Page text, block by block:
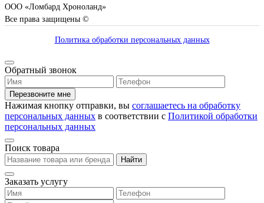
ООО «Ломбард Хроноланд»
Все права защищены ©
Политика обработки персональных данных
Обратный звонок
Перезвоните мне
Нажимая кнопку отправки, вы соглашаетесь на обработку
персональных данных в соответствии с Политикой обработки
персональных данных
Поиск товара
Найти
Заказать услугу